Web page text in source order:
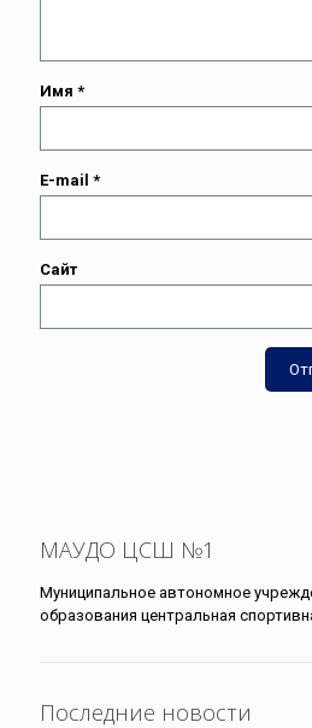
Имя *
E-mail *
Сайт
МАУДО ЦСШ №1
Муниципальное автономное
образования центральная
Последние новости